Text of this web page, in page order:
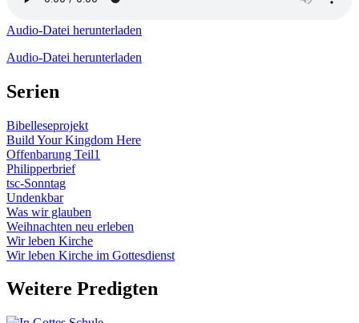
Audio-Datei herunterladen
Audio-Datei herunterladen
Serien
Bibelleseprojekt
Build Your Kingdom Here
Offenbarung Teil1
Philipperbrief
tsc-Sonntag
Undenkbar
Was wir glauben
Weihnachten neu erleben
Wir leben Kirche
Wir leben Kirche im Gottesdienst
Weitere Predigten